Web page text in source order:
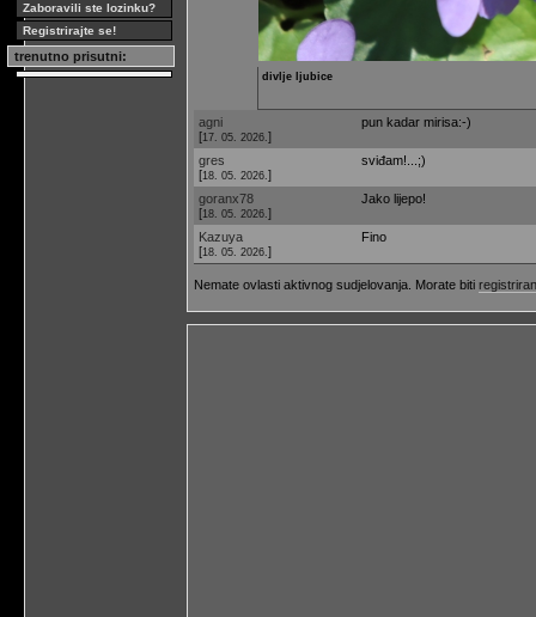
Zaboravili ste lozinku?
Registrirajte se!
trenutno prisutni:
divlje ljubice
agni
[17. 05. 2026. ]
pun kadar mirisa:-)
gres
[18. 05. 2026. ]
sviđam!...;)
goranx78
[18. 05. 2026. ]
Jako lijepo!
Kazuya
[18. 05. 2026. ]
Fino
Nemate ovlasti aktivnog sudjelovanja. Morate biti